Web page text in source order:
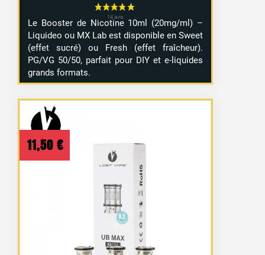
Le Booster de Nicotine 10ml (20mg/ml) –
Liquideo ou MX Lab est disponible en Sweet
(effet sucré) ou Fresh (effet fraîcheur).
PG/VG 50/50, parfait pour DIY et e-liquides
grands formats.
11,50 €